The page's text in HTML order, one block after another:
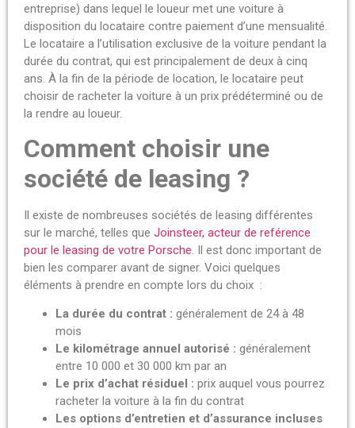
entreprise) dans lequel le loueur met une voiture à
disposition du locataire contre paiement d’une mensualité.
Le locataire a l’utilisation exclusive de la voiture pendant la
durée du contrat, qui est principalement de deux à cinq
ans. À la fin de la période de location, le locataire peut
choisir de racheter la voiture à un prix prédéterminé ou de
la rendre au loueur.
Comment choisir une
société de leasing ?
Il existe de nombreuses sociétés de leasing différentes
sur le marché, telles que Joinsteer, acteur de reférence
pour le leasing de votre Porsche. Il est donc important de
bien les comparer avant de signer. Voici quelques
éléments à prendre en compte lors du choix :
La durée du contrat : généralement de 24 à 48
mois
Le kilométrage annuel autorisé : généralement
entre 10 000 et 30 000 km par an
Le prix d’achat résiduel : prix auquel vous pourrez
racheter la voiture à la fin du contrat
Les options d’entretien et d’assurance incluses